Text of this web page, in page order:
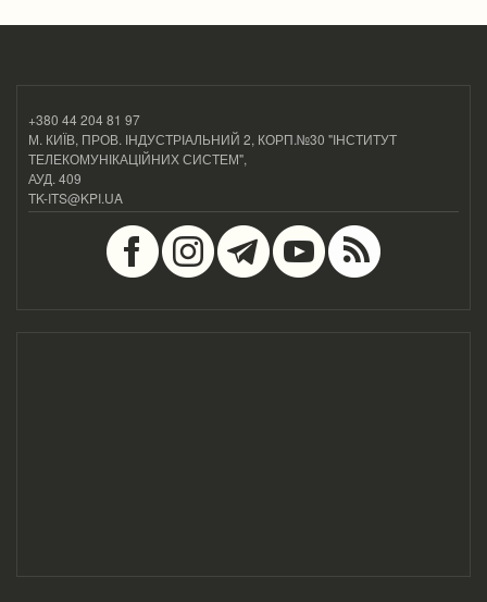
+380 44 204 81 97
М. КИЇВ, ПРОВ. ІНДУСТРІАЛЬНИЙ 2, КОРП.№30 "ІНСТИТУТ
ТЕЛЕКОМУНІКАЦІЙНИХ СИСТЕМ",
АУД. 409
TK-ITS@KPI.UA